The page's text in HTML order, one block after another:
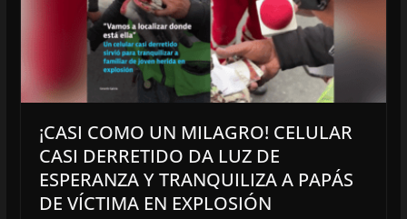
¡CASI COMO UN MILAGRO! CELULAR
CASI DERRETIDO DA LUZ DE
ESPERANZA Y TRANQUILIZA A PAPÁS
DE VÍCTIMA EN EXPLOSIÓN